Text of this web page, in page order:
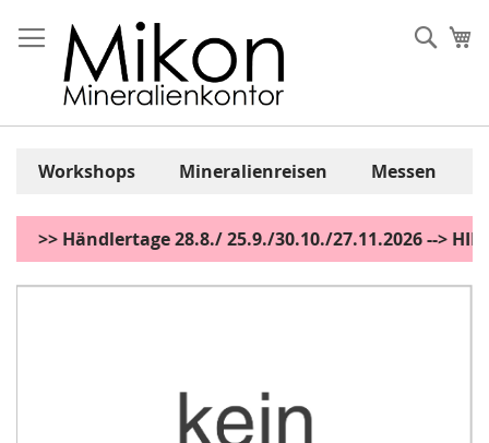
Inhalt
springen
Workshops Mineralienreisen Messen
>> Händlertage 28.8./ 25.9./30.10./27.11.2026 -->
Zum